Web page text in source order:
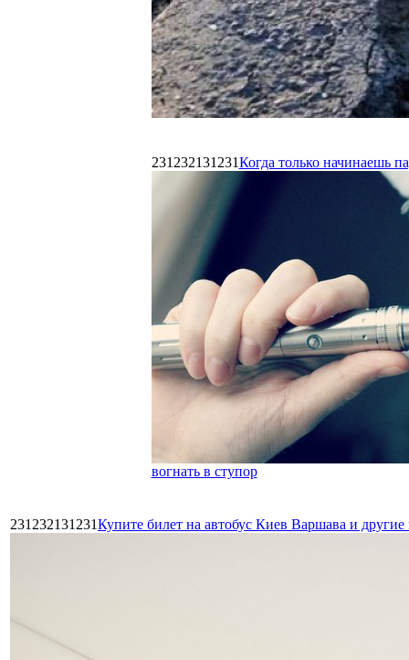
231232131231Когда только начинаешь
вогнать в ступор
231232131231Купите билет на автобус Киев Варшава и